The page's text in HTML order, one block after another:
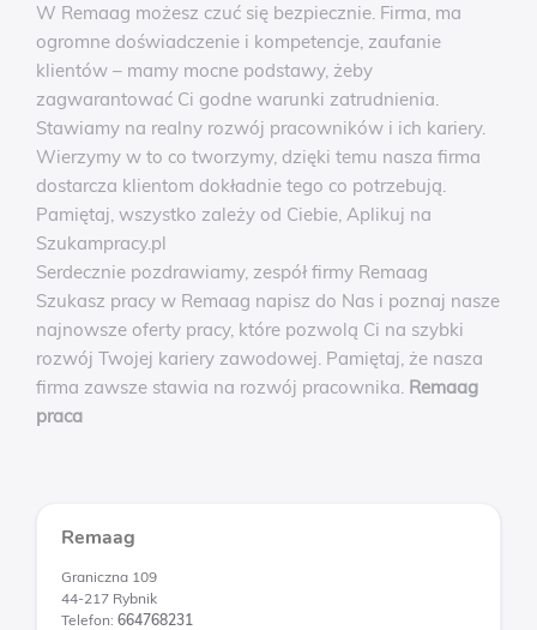
W Remaag możesz czuć się bezpiecznie. Firma, ma
ogromne doświadczenie i kompetencje, zaufanie
klientów – mamy mocne podstawy, żeby
zagwarantować Ci godne warunki zatrudnienia.
Stawiamy na realny rozwój pracowników i ich kariery.
Wierzymy w to co tworzymy, dzięki temu nasza firma
dostarcza klientom dokładnie tego co potrzebują.
Pamiętaj, wszystko zależy od Ciebie, Aplikuj na
Szukampracy.pl
Serdecznie pozdrawiamy, zespół firmy Remaag
Szukasz pracy w Remaag napisz do Nas i poznaj nasze
najnowsze oferty pracy, które pozwolą Ci na szybki
rozwój Twojej kariery zawodowej. Pamiętaj, że nasza
firma zawsze stawia na rozwój pracownika. Remaag
praca
Remaag
Graniczna 109
44-217 Rybnik
Telefon: 664768231